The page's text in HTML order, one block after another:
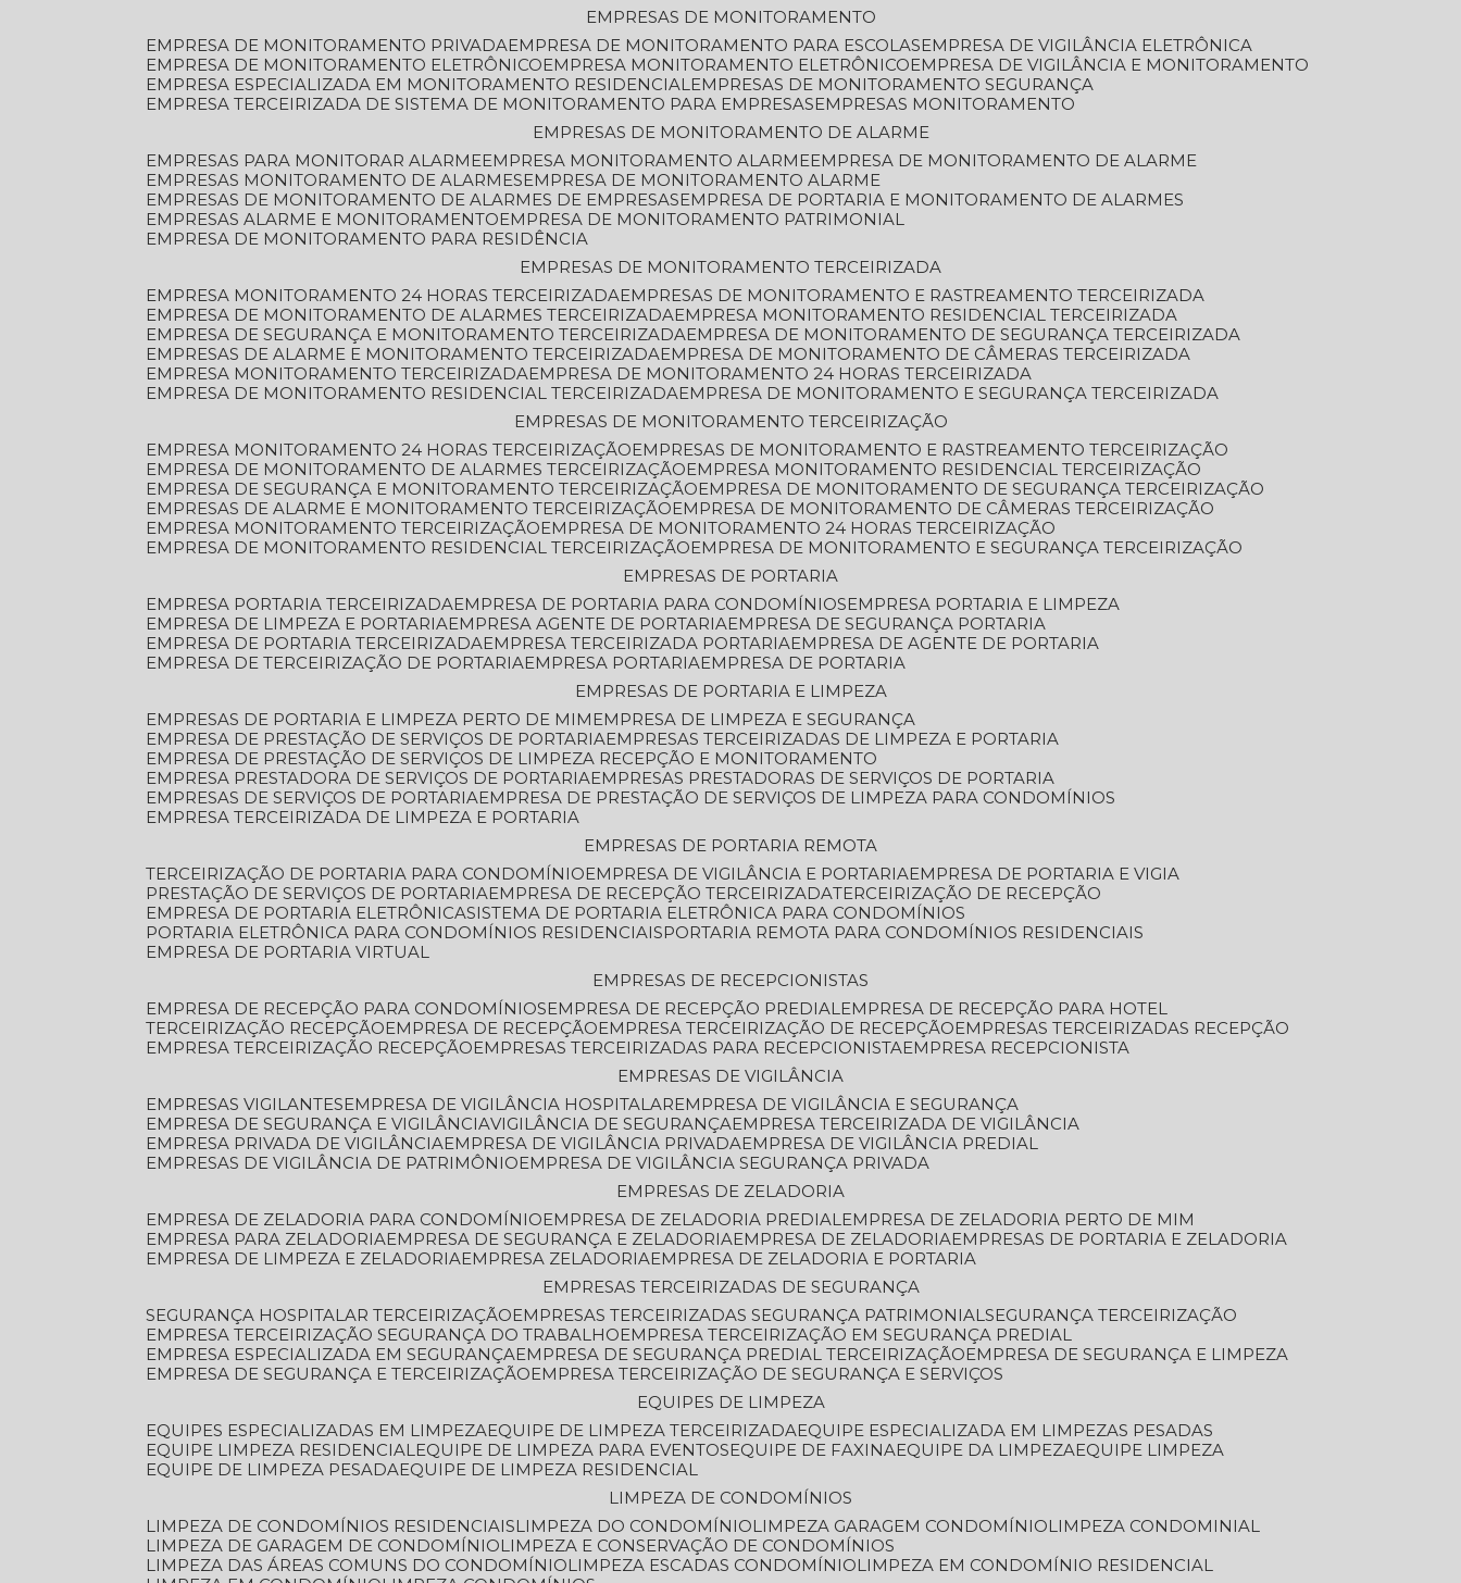
EMPRESAS DE MONITORAMENTO
EMPRESA DE MONITORAMENTO PRIVADA
EMPRESA DE MONITORAMENTO PARA ESCOLAS
EMPRESA DE VIGILÂNCIA ELETRÔNICA
EMPRESA DE MONITORAMENTO ELETRÔNICO
EMPRESA MONITORAMENTO ELETRÔNICO
EMPRESA DE VIGILÂNCIA E MONITORAMENTO
EMPRESA ESPECIALIZADA EM MONITORAMENTO RESIDENCIAL
EMPRESAS DE MONITORAMENTO SEGURANÇA
EMPRESA TERCEIRIZADA DE SISTEMA DE MONITORAMENTO PARA EMPRESAS
EMPRESAS MONITORAMENTO
EMPRESAS DE MONITORAMENTO DE ALARME
EMPRESAS PARA MONITORAR ALARME
EMPRESA MONITORAMENTO ALARME
EMPRESA DE MONITORAMENTO DE ALARME
EMPRESAS MONITORAMENTO DE ALARMES
EMPRESA DE MONITORAMENTO ALARME
EMPRESAS DE MONITORAMENTO DE ALARMES DE EMPRESAS
EMPRESA DE PORTARIA E MONITORAMENTO DE ALARMES
EMPRESAS ALARME E MONITORAMENTO
EMPRESA DE MONITORAMENTO PATRIMONIAL
EMPRESA DE MONITORAMENTO PARA RESIDÊNCIA
EMPRESAS DE MONITORAMENTO TERCEIRIZADA
EMPRESA MONITORAMENTO 24 HORAS TERCEIRIZADA
EMPRESAS DE MONITORAMENTO E RASTREAMENTO TERCEIRIZADA
EMPRESA DE MONITORAMENTO DE ALARMES TERCEIRIZADA
EMPRESA MONITORAMENTO RESIDENCIAL TERCEIRIZADA
EMPRESA DE SEGURANÇA E MONITORAMENTO TERCEIRIZADA
EMPRESA DE MONITORAMENTO DE SEGURANÇA TERCEIRIZADA
EMPRESAS DE ALARME E MONITORAMENTO TERCEIRIZADA
EMPRESA DE MONITORAMENTO DE CÂMERAS TERCEIRIZADA
EMPRESA MONITORAMENTO TERCEIRIZADA
EMPRESA DE MONITORAMENTO 24 HORAS TERCEIRIZADA
EMPRESA DE MONITORAMENTO RESIDENCIAL TERCEIRIZADA
EMPRESA DE MONITORAMENTO E SEGURANÇA TERCEIRIZADA
EMPRESAS DE MONITORAMENTO TERCEIRIZAÇÃO
EMPRESA MONITORAMENTO 24 HORAS TERCEIRIZAÇÃO
EMPRESAS DE MONITORAMENTO E RASTREAMENTO TERCEIRIZAÇÃO
EMPRESA DE MONITORAMENTO DE ALARMES TERCEIRIZAÇÃO
EMPRESA MONITORAMENTO RESIDENCIAL TERCEIRIZAÇÃO
EMPRESA DE SEGURANÇA E MONITORAMENTO TERCEIRIZAÇÃO
EMPRESA DE MONITORAMENTO DE SEGURANÇA TERCEIRIZAÇÃO
EMPRESAS DE ALARME E MONITORAMENTO TERCEIRIZAÇÃO
EMPRESA DE MONITORAMENTO DE CÂMERAS TERCEIRIZAÇÃO
EMPRESA MONITORAMENTO TERCEIRIZAÇÃO
EMPRESA DE MONITORAMENTO 24 HORAS TERCEIRIZAÇÃO
EMPRESA DE MONITORAMENTO RESIDENCIAL TERCEIRIZAÇÃO
EMPRESA DE MONITORAMENTO E SEGURANÇA TERCEIRIZAÇÃO
EMPRESAS DE PORTARIA
EMPRESA PORTARIA TERCEIRIZADA
EMPRESA DE PORTARIA PARA CONDOMÍNIOS
EMPRESA PORTARIA E LIMPEZA
EMPRESA DE LIMPEZA E PORTARIA
EMPRESA AGENTE DE PORTARIA
EMPRESA DE SEGURANÇA PORTARIA
EMPRESA DE PORTARIA TERCEIRIZADA
EMPRESA TERCEIRIZADA PORTARIA
EMPRESA DE AGENTE DE PORTARIA
EMPRESA DE TERCEIRIZAÇÃO DE PORTARIA
EMPRESA PORTARIA
EMPRESA DE PORTARIA
EMPRESAS DE PORTARIA E LIMPEZA
EMPRESAS DE PORTARIA E LIMPEZA PERTO DE MIM
EMPRESA DE LIMPEZA E SEGURANÇA
EMPRESA DE PRESTAÇÃO DE SERVIÇOS DE PORTARIA
EMPRESAS TERCEIRIZADAS DE LIMPEZA E PORTARIA
EMPRESA DE PRESTAÇÃO DE SERVIÇOS DE LIMPEZA RECEPÇÃO E MONITORAMENTO
EMPRESA PRESTADORA DE SERVIÇOS DE PORTARIA
EMPRESAS PRESTADORAS DE SERVIÇOS DE PORTARIA
EMPRESAS DE SERVIÇOS DE PORTARIA
EMPRESA DE PRESTAÇÃO DE SERVIÇOS DE LIMPEZA PARA CONDOMÍNIOS
EMPRESA TERCEIRIZADA DE LIMPEZA E PORTARIA
EMPRESAS DE PORTARIA REMOTA
TERCEIRIZAÇÃO DE PORTARIA PARA CONDOMÍNIO
EMPRESA DE VIGILÂNCIA E PORTARIA
EMPRESA DE PORTARIA E VIGIA
PRESTAÇÃO DE SERVIÇOS DE PORTARIA
EMPRESA DE RECEPÇÃO TERCEIRIZADA TERCEIRIZAÇÃO DE RECEPÇÃO
EMPRESA DE PORTARIA ELETRÔNICA SISTEMA DE PORTARIA ELETRÔNICA PARA CONDOMÍNIOS
PORTARIA ELETRÔNICA PARA CONDOMÍNIOS RESIDENCIAIS
PORTARIA REMOTA PARA CONDOMÍNIOS RESIDENCIAIS
EMPRESA DE PORTARIA VIRTUAL
EMPRESAS DE RECEPCIONISTAS
EMPRESA DE RECEPÇÃO PARA CONDOMÍNIOS
EMPRESA DE RECEPÇÃO PREDIAL
EMPRESA DE RECEPÇÃO PARA HOTEL
TERCEIRIZAÇÃO RECEPÇÃO
EMPRESA DE RECEPÇÃO EMPRESA TERCEIRIZAÇÃO DE RECEPÇÃO
EMPRESAS TERCEIRIZADAS RECEPÇÃO
EMPRESA TERCEIRIZAÇÃO RECEPÇÃO
EMPRESAS TERCEIRIZADAS PARA RECEPCIONISTA
EMPRESA RECEPCIONISTA
EMPRESAS DE VIGILÂNCIA
EMPRESAS VIGILANTES
EMPRESA DE VIGILÂNCIA HOSPITALAR
EMPRESA DE VIGILÂNCIA E SEGURANÇA
EMPRESA DE SEGURANÇA E VIGILÂNCIA VIGILÂNCIA DE SEGURANÇA
EMPRESA TERCEIRIZADA DE VIGILÂNCIA
EMPRESA PRIVADA DE VIGILÂNCIA
EMPRESA DE VIGILÂNCIA PRIVADA
EMPRESA DE VIGILÂNCIA PREDIAL
EMPRESAS DE VIGILÂNCIA DE PATRIMÔNIO
EMPRESA DE VIGILÂNCIA SEGURANÇA PRIVADA
EMPRESAS DE ZELADORIA
EMPRESA DE ZELADORIA PARA CONDOMÍNIO
EMPRESA DE ZELADORIA PREDIAL
EMPRESA DE ZELADORIA PERTO DE MIM
EMPRESA PARA ZELADORIA
EMPRESA DE SEGURANÇA E ZELADORIA EMPRESA DE ZELADORIA
EMPRESAS DE PORTARIA E ZELADORIA
EMPRESA DE LIMPEZA E ZELADORIA
EMPRESA ZELADORIA
EMPRESA DE ZELADORIA E PORTARIA
EMPRESAS TERCEIRIZADAS DE SEGURANÇA
SEGURANÇA HOSPITALAR TERCEIRIZAÇÃO
EMPRESAS TERCEIRIZADAS SEGURANÇA PATRIMONIAL SEGURANÇA TERCEIRIZAÇÃO
EMPRESA TERCEIRIZAÇÃO SEGURANÇA DO TRABALHO
EMPRESA TERCEIRIZAÇÃO EM SEGURANÇA PREDIAL
EMPRESA ESPECIALIZADA EM SEGURANÇA
EMPRESA DE SEGURANÇA PREDIAL TERCEIRIZAÇÃO
EMPRESA DE SEGURANÇA E LIMPEZA
EMPRESA DE SEGURANÇA E TERCEIRIZAÇÃO
EMPRESA TERCEIRIZAÇÃO DE SEGURANÇA E SERVIÇOS
EQUIPES DE LIMPEZA
EQUIPES ESPECIALIZADAS EM LIMPEZA EQUIPE DE LIMPEZA TERCEIRIZADA EQUIPE ESPECIALIZADA EM LIMPEZAS PESADAS
EQUIPE LIMPEZA RESIDENCIAL EQUIPE DE LIMPEZA PARA EVENTOS EQUIPE DE FAXINA EQUIPE DA LIMPEZA EQUIPE LIMPEZA
EQUIPE DE LIMPEZA PESADA EQUIPE DE LIMPEZA RESIDENCIAL
LIMPEZA DE CONDOMÍNIOS
LIMPEZA DE CONDOMÍNIOS RESIDENCIAIS
LIMPEZA DO CONDOMÍNIO LIMPEZA GARAGEM CONDOMÍNIO
LIMPEZA CONDOMINIAL
LIMPEZA DE GARAGEM DE CONDOMÍNIO
LIMPEZA E CONSERVAÇÃO DE CONDOMÍNIOS
LIMPEZA DAS ÁREAS COMUNS DO CONDOMÍNIO
LIMPEZA ESCADAS CONDOMÍNIO
LIMPEZA EM CONDOMÍNIO RESIDENCIAL